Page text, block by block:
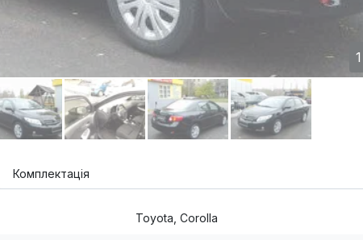
1
Комплектація
Toyota, Corolla